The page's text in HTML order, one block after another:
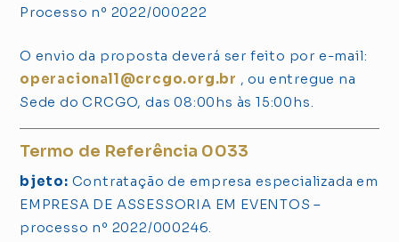
Processo nº 2022/000222
O envio da proposta deverá ser feito por e-mail:
operacional1@crcgo.org.br , ou entregue na
Sede do CRCGO, das 08:00hs às 15:00hs.
Termo de Referência 0033
bjeto: Contratação de empresa especializada em
EMPRESA DE ASSESSORIA EM EVENTOS –
processo nº 2022/000246.